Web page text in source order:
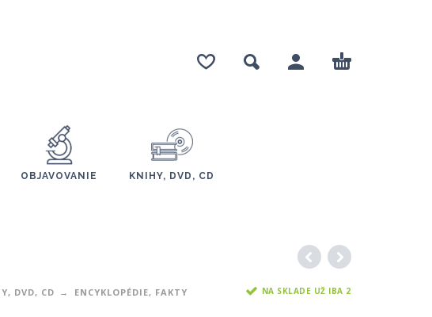
OBJAVOVANIE KNIHY, DVD, CD
DVD, CD ENCYKLOPÉDIE, FAKTY NA SKLADE UŽ IBA 2